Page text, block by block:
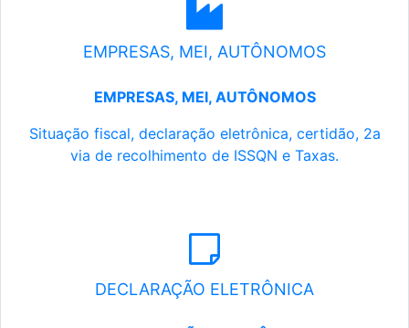
EMPRESAS, MEI, AUTÔNOMOS
EMPRESAS, MEI, AUTÔNOMOS
Situação fiscal, declaração eletrônica, certidão, 2a
via de recolhimento de ISSQN e Taxas.
DECLARAÇÃO ELETRÔNICA